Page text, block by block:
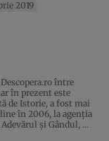
2019
între
în prezent este
de Istorie, a fost mai
în 2006, la agenţia
şi Gândul, ...